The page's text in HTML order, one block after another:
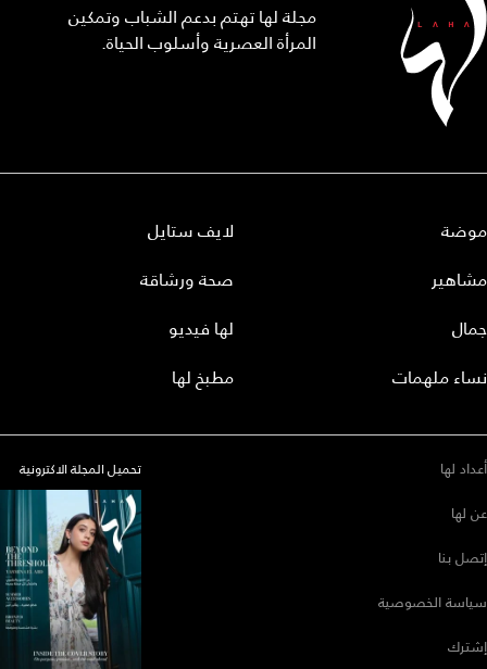
مجلة لها تهتم بدعم الشباب وتمكين
المرأة العصرية وأسلوب الحياة.
موضة
مشاهير
جمال
نساء ملهمات
لايف ستايل
صحة ورشاقة
لها فيديو
مطبخ لها
أعداد لها
عن لها
إتصل بنا
سياسة الخصوصية
إشترك
تحميل المجلة الاكترونية